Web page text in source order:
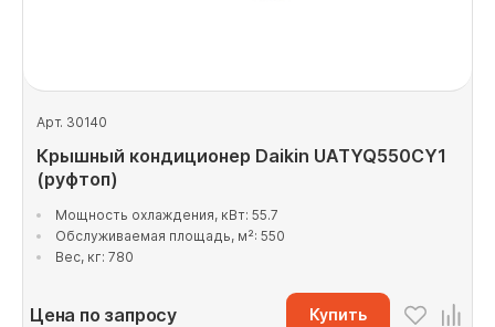
Арт. 30140
Крышный кондиционер Daikin UATYQ550CY1
(руфтоп)
Мощность охлаждения, кВт: 55.7
Обслуживаемая площадь, м²: 550
Вес, кг: 780
Цена по запросу Купить